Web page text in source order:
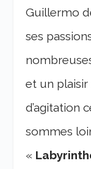
Guillermo
ses
et un
d’agitation
sommes
«